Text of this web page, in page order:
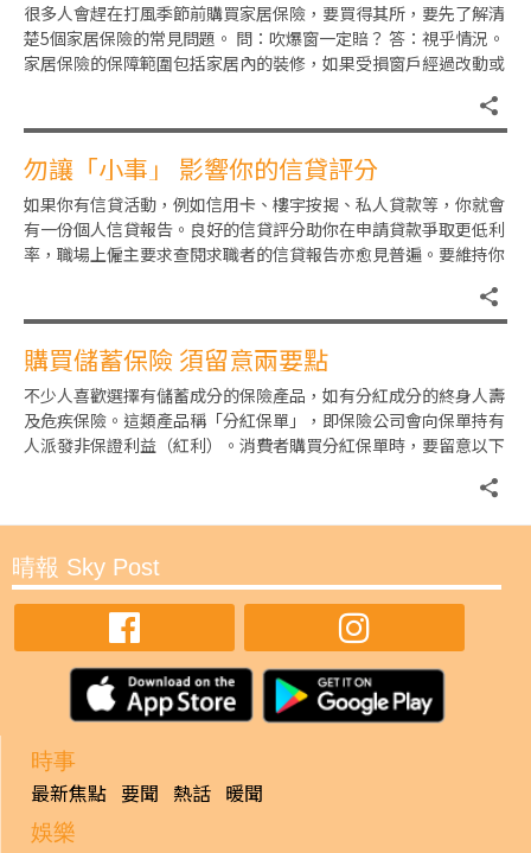
很多人會趕在打風季節前購買家居保險，要買得其所，要先了解清
楚5個家居保險的常見問題。 問：吹爆窗一定賠？ 答：視乎情況。
家居保險的保障範圍包括家居內的裝修，如果受損窗戶經過改動或
勿讓「小事」 影響你的信貸評分
如果你有信貸活動，例如信用卡、樓宇按揭、私人貸款等，你就會
有一份個人信貸報告。良好的信貸評分助你在申請貸款爭取更低利
率，職場上僱主要求查閱求職者的信貸報告亦愈見普遍。要維持你
購買儲蓄保險 須留意兩要點
不少人喜歡選擇有儲蓄成分的保險產品，如有分紅成分的終身人壽
及危疾保險。這類產品稱「分紅保單」，即保險公司會向保單持有
人派發非保證利益（紅利）。消費者購買分紅保單時，要留意以下
晴報 Sky Post
時事
最新焦點 要聞 熱話 暖聞
娛樂